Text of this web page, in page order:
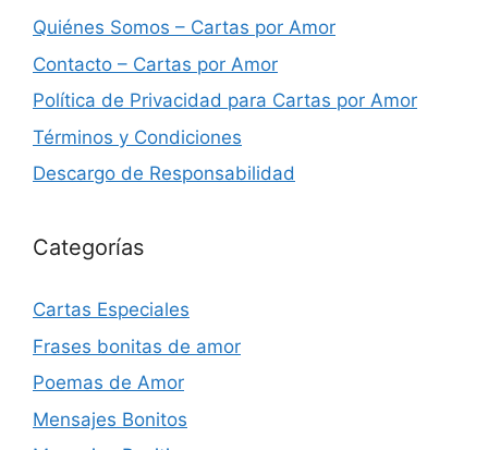
Quiénes Somos – Cartas por Amor
Contacto – Cartas por Amor
Política de Privacidad para Cartas por Amor
Términos y Condiciones
Descargo de Responsabilidad
Categorías
Cartas Especiales
Frases bonitas de amor
Poemas de Amor
Mensajes Bonitos